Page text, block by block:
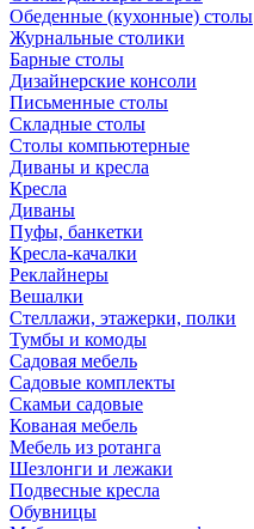
Обеденные (кухонные) столы
Журнальные столики
Барные столы
Дизайнерские консоли
Письменные столы
Складные столы
Столы компьютерные
Диваны и кресла
Кресла
Диваны
Пуфы, банкетки
Кресла-качалки
Реклайнеры
Вешалки
Стеллажи, этажерки, полки
Тумбы и комоды
Садовая мебель
Садовые комплекты
Скамьи садовые
Кованая мебель
Мебель из ротанга
Шезлонги и лежаки
Подвесные кресла
Обувницы